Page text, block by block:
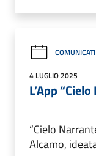
COMUNICATI
4 LUGLIO 2025
L’App
“Cielo
Alcamo,